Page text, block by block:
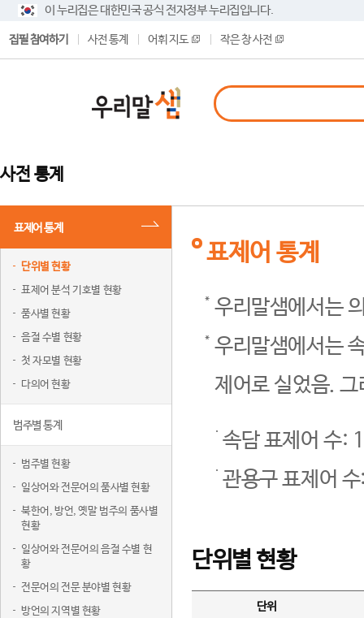
이 누리집은 대한민국 공식 전자정부 누리집입니다.
집필 참여하기 사전 통계 어휘 지도 작은 창 사전
사전 통계
표제어 통계
단위별 현황
표제어 분석 기호별 현황
품사별 현황
음절 수별 현황
첫 자모별 현황
다의어 현황
범주별 통계
범주별 현황
일상어와 전문어의 품사별 현황
북한어, 방언, 옛말 범주의 품사별
현황
일상어와 전문어의 음절 수별 현
황
전문어의 전문 분야별 현황
방언의 지역별 현황
표제어 통계
우리말샘에서는
우리말샘에서는
제어로 실었음.
속담 표제어 수:
관용구 표제어
단위별 현황
단위